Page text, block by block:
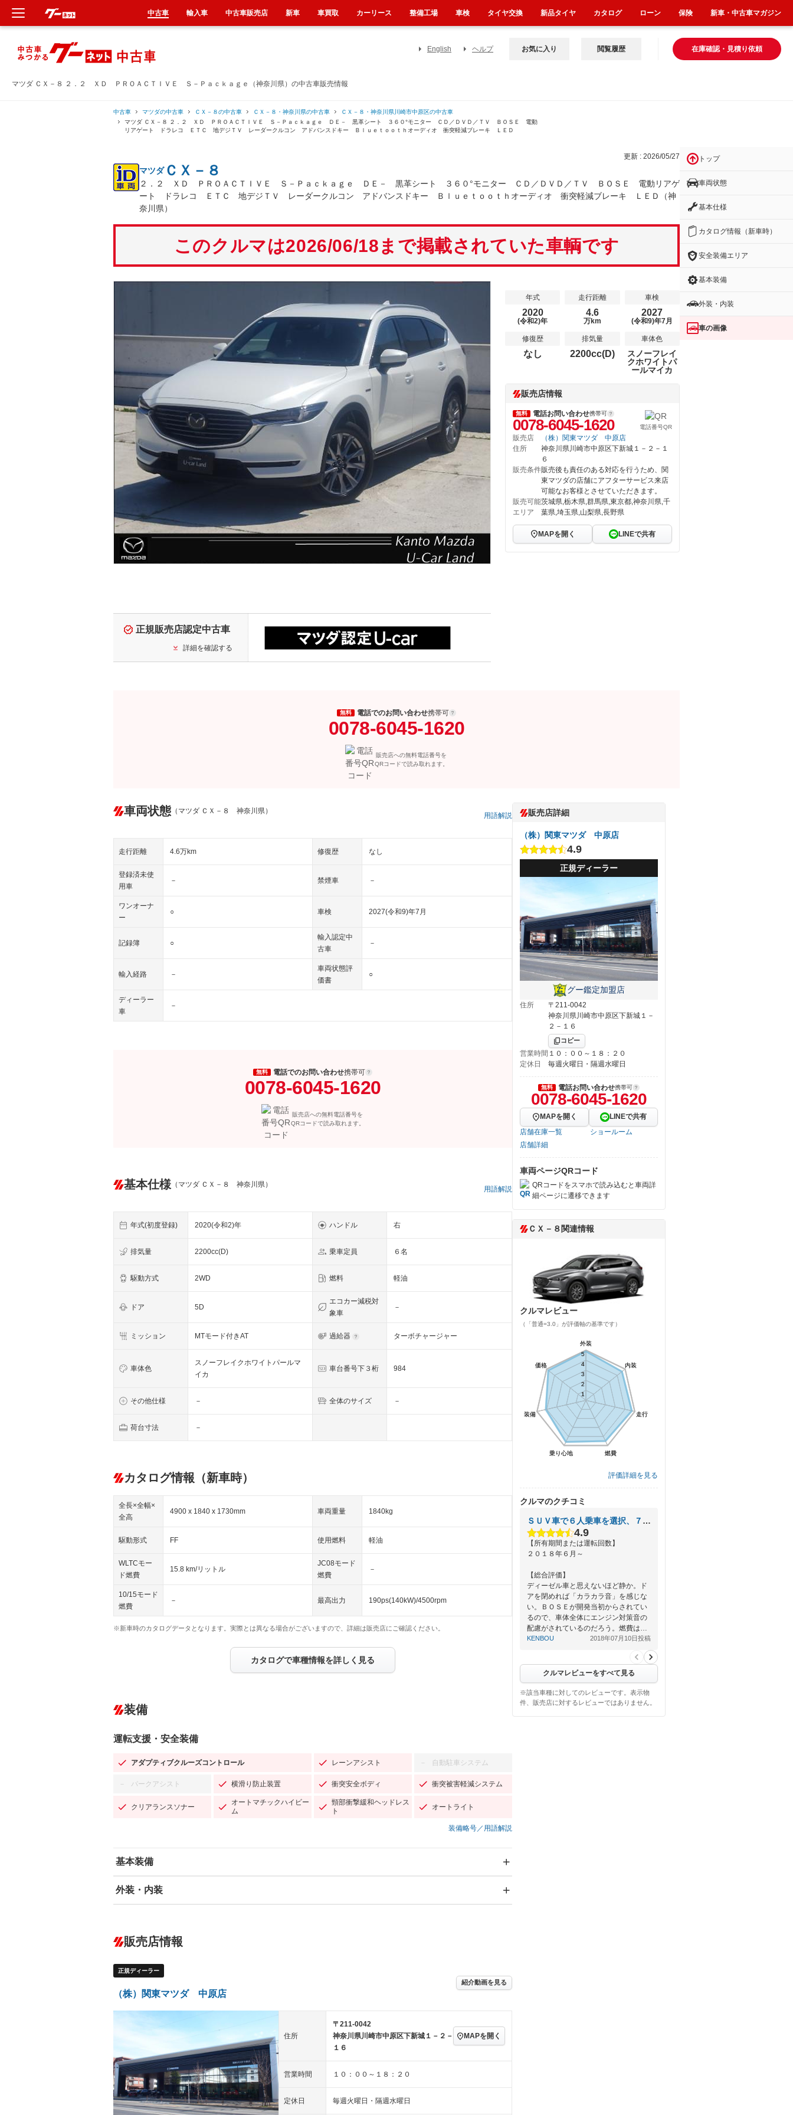
マツダ ＣＸ－８ ２．２ ＸＤ ＰＲＯＡＣＴＩＶＥ Ｓ－Ｐａｃｋａｇｅ（神奈川県）の中古車販売情報
English ヘルプ 在庫確認・見積り依頼
お気に入り 閲覧履歴
中古車 マツダの中古車 ＣＸ－８の中古車 ＣＸ－８・神奈川県の中古車
ＣＸ－８・神奈川県川崎市中原区の中古車
マツダ ＣＸ－８ ２．２ ＸＤ ＰＲＯＡＣＴＩＶＥ Ｓ－Ｐａｃｋａｇｅ ＤＥ－ 黒革シート ３６０°モニター ＣＤ／ＤＶＤ／ＴＶ ＢＯＳＥ 電動
リアゲート ドラレコ ＥＴＣ 地デジＴＶ レーダークルコン アドバンスドキー Ｂｌｕｅｔｏｏｔｈオーディオ 衝突軽減ブレーキ ＬＥＤ
更新 : 2026/05/27
マツダＣＸ－８
２．２ ＸＤ ＰＲＯＡＣＴＩＶＥ Ｓ－Ｐａｃｋａｇｅ ＤＥ－ 黒革シート ３６０°モニター ＣＤ／ＤＶＤ／ＴＶ ＢＯＳＥ 電動リアゲ
ート ドラレコ ＥＴＣ 地デジＴＶ レーダークルコン アドバンスドキー Ｂｌｕｅｔｏｏｔｈオーディオ 衝突軽減ブレーキ ＬＥＤ（神
奈川県）
このクルマは2026/06/18まで掲載されていた車輌です
正規販売店認定中古車
詳細を確認する
年式
2020
(令和2)年
走行距離
4.6
万km
車検
2027
(令和9)年7月
修復歴
なし
排気量
2200cc(D)
車体色
スノーフレイ
クホワイトパ
ールマイカ
販売店情報
無料 電話お問い合わせ携帯可
0078-6045-1620 電話番号QR
販売店
（株）関東マツダ 中原店
住所
神奈川県川崎市中原区下新城１－２－１
６
販売条件販売後も責任のある対応を行うため、関
東マツダの店舗にアフターサービス来店
可能なお客様とさせていただきます。
販売可能
エリア
茨城県,栃木県,群馬県,東京都,神奈川県,千
葉県,埼玉県,山梨県,長野県
MAPを開く LINEで共有
無料 電話でのお問い合わせ携帯可
0078-6045-1620
販売店への無料電話番号を
QRコードで読み取れます。
車両状態 （マツダ ＣＸ－８ 神奈川県）
用語解説
走行距離 4.6万km 修復歴 なし
登録済未使
用車
－ 禁煙車 －
ワンオーナ
ー
○ 車検 2027(令和9)年7月
記録簿 ○
輸入認定中
古車
－
輸入経路 －
車両状態評
価書
○
ディーラー
車
－
無料 電話でのお問い合わせ携帯可
0078-6045-1620
販売店への無料電話番号を
QRコードで読み取れます。
基本仕様 （マツダ ＣＸ－８ 神奈川県）
用語解説
年式(初度登録) 2020(令和2)年 ハンドル 右
排気量 2200cc(D) 乗車定員 ６名
駆動方式 2WD 燃料 軽油
ドア 5D
エコカー減税対
象車
－
ミッション MTモード付きAT 過給器 ターボチャージャー
車体色
スノーフレイクホワイトパールマ
イカ
車台番号下３桁 984
その他仕様 － 全体のサイズ －
荷台寸法 －
カタログ情報（新車時）
全長×全幅×
全高
4900 x 1840 x 1730mm 車両重量 1840kg
駆動形式 FF 使用燃料 軽油
WLTCモー
ド燃費
15.8 km/リットル
JC08モード
燃費
－
10/15モード
燃費
－ 最高出力 190ps(140kW)/4500rpm
※新車時のカタログデータとなります。実際とは異なる場合がございますので、詳細は販売店にご確認ください。
カタログで車種情報を詳しく見る
装備
運転支援・安全装備
アダプティブクルーズコントロール レーンアシスト － 自動駐車システム
－ パークアシスト 横滑り防止装置 衝突安全ボディ 衝突被害軽減システム
クリアランスソナー
オートマチックハイビー
ム
頸部衝撃緩和ヘッドレス
ト
オートライト
装備略号／用語解説
基本装備
エアバッグ：運転席/助手席/サイド
－ ダウンヒルアシストコントロール
Bluetooth接続 センターデフロック
－ レンタカーアップ －
装備略号／用語解説
外装・内装
オーディオ：CDまたはCDチェンジャー／ミュージック
プレイヤー接続可
－
ヘッドライトウォッシャ
ー
LEDヘッドランプ － バックカメラ
ETC － エアロ
ランフラットタイヤ パワーシート 3列シート － ベンチシート
－ フルフラットシート － チップアップシート
シートヒーター － ウォークスルー 後席モニター
フロントカメラ － シートエアコン 全周囲カメラ
販売店情報
正規ディーラー
（株）関東マツダ 中原店
紹介動画を見る
住所
〒211-0042
神奈川県川崎市中原区下新城１－２－
１６
MAPを開く
営業時間 １０：００～１８：２０
定休日 毎週火曜日・隔週水曜日
販売店詳細
（株）関東マツダ 中原店
4.9
正規ディーラー
グー鑑定加盟店
住所
〒211-0042
神奈川県川崎市中原区下新城１－
２－１６
コピー
営業時間 １０：００～１８：２０
定休日
毎週火曜日・隔週水曜日
無料 電話お問い合わせ携帯可
0078-6045-1620
MAPを開く
LINEで共有
店舗在庫一覧
ショールーム
店舗詳細
車両ページQRコード
QRコードをスマホで読み込むと車両詳
細ページに遷移できます
ＣＸ－８関連情報
クルマレビュー
（「普通=3.0」が評価軸の基準です）
外装
内装
走行
燃費
乗り心地
装備
価格
1
2
3
4
5
外装
内装
走行
燃費
乗り心地
装備
価格
1
2
3
4
5
評価詳細を見る
クルマのクチコミ
ＳＵＶ車で６人乗車を選択、７人乗りではできないことがある
4.9
【所有期間または運転回数】
２０１８年６月～
【総合評価】
ディーゼル車と思えないほど静か。ド
アを閉めれば「カラカラ音」を感じな
い。ＢＯＳＥが開発当初からされてい
るので、車体全体にエンジン対策音の
配慮がされているのだろう。燃費は…
KENBOU 2018年07月10日投稿
クルマレビューをすべて見る
※該当車種に対してのレビューです。表示物
件、販売店に対するレビューではありません。
トップ
車両状態
基本仕様
カタログ情報（新車時）
安全装備エリア
基本装備
外装・内装
車の画像
中古車 輸入車 中古車販売店 新車 車買取 カーリース 整備工場 車検 タイヤ交換 新品タイヤ カタログ ローン 保険 新車・中古車マガジン
新車
中古車